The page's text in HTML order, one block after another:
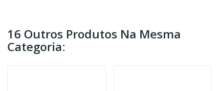
16 Outros Produtos Na Mesma
Categoria: